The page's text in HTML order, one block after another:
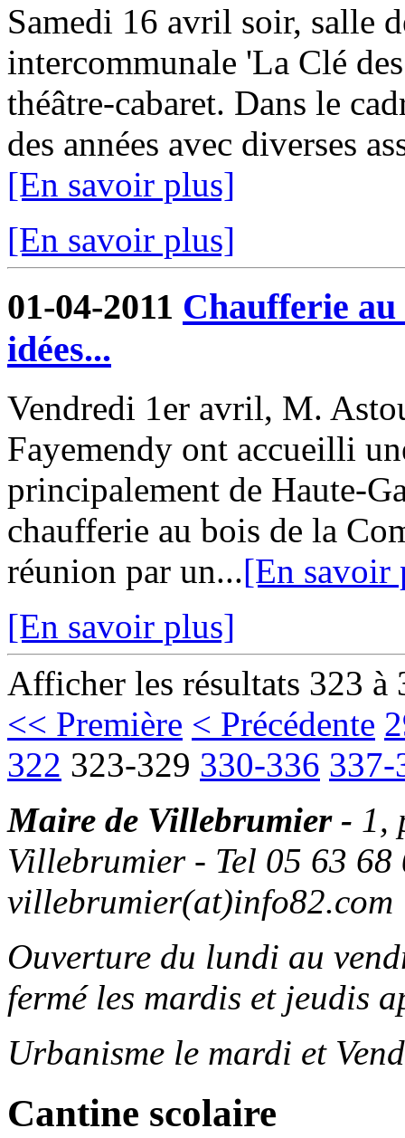
Samedi 16 avril soir, salle
intercommunale 'La Clé
théâtre-cabaret. Dans le
des années avec diverses
[En savoir plus]
[En savoir plus]
01-04-2011 Chaufferie au
idées...
Vendredi 1er avril, M.
Fayemendy ont accueilli
principalement de Haute-
chaufferie au bois de la
réunion par un...[En savoir
[En savoir plus]
Afficher les résultats 323 à
<< Première < Précédente
322 323-329 330-336 337-
Maire de Villebrumier - 1,
Villebrumier - Tel 05 63
villebrumier(at)info82.com
Ouverture du lundi au
fermé les mardis et jeudis
Urbanisme le mardi et
Cantine scolaire